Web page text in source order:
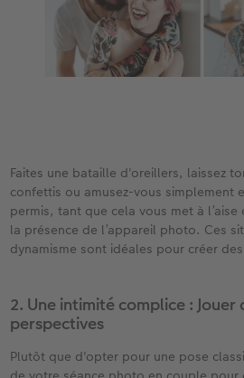
Faites une bataille d'oreillers, laissez
confettis ou amusez-vous simplement
permis, tant que cela vous met à
la présence de l’appareil photo. Ces
dynamisme sont idéales pour créer
2. Une intimité complice :
perspectives​
Plutôt que d'opter pour une pose